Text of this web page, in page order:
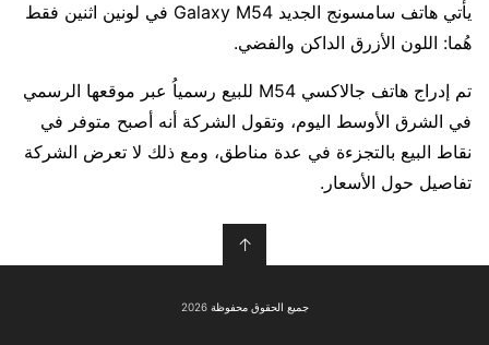
يأتي هاتف سامسونج الجديد Galaxy M54 في لونين اثنين فقط
هُما: اللون الأزرق الداكن والفضي.
تم إدراج هاتف جالاكسي M54 للبيع رسمياُ عبر موقعها الرسمي
في الشرق الأوسط اليوم، وتقول الشركة أنه أصبح متوفر في
نقاط البيع بالتجزءة في عدة مناطق، ومع ذلك لا تعرض الشركة
تفاصيل حول الأسعار.
↑
جميع الحقوق محفوظة 2026